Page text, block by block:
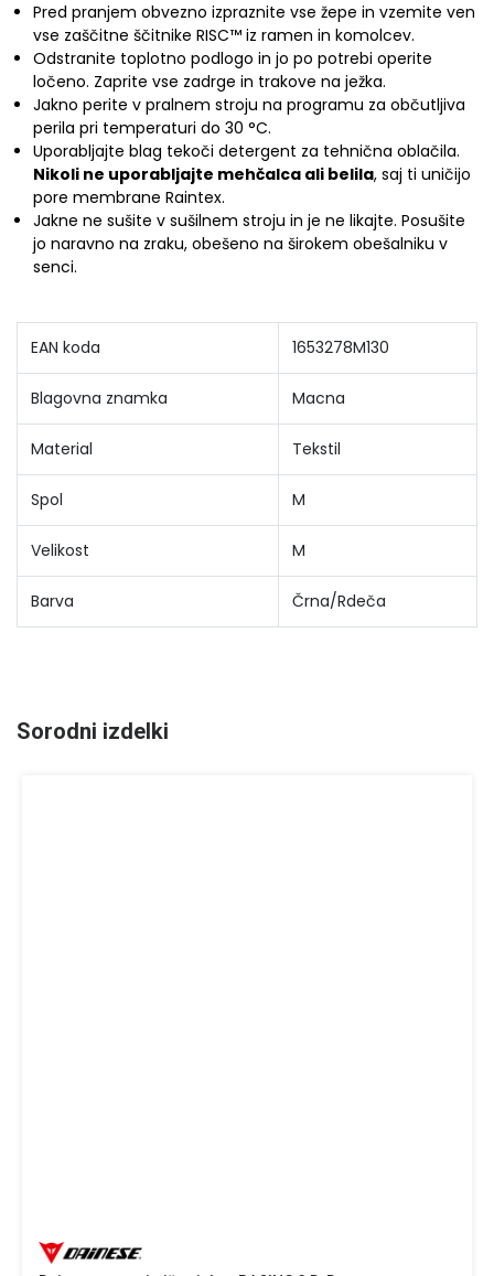
Pred pranjem obvezno izpraznite vse žepe in vzemite ven
vse zaščitne ščitnike RISC™ iz ramen in komolcev.
Odstranite toplotno podlogo in jo po potrebi operite
ločeno. Zaprite vse zadrge in trakove na ježka.
Jakno perite v pralnem stroju na programu za občutljiva
perila pri temperaturi do 30 °C.
Uporabljajte blag tekoči detergent za tehnična oblačila.
Nikoli ne uporabljajte mehčalca ali belila, saj ti uničijo
pore membrane Raintex.
Jakne ne sušite v sušilnem stroju in je ne likajte. Posušite
jo naravno na zraku, obešeno na širokem obešalniku v
senci.
EAN koda 1653278M130
Blagovna znamka Macna
Material Tekstil
Spol M
Velikost M
Barva Črna/Rdeča
Sorodni izdelki